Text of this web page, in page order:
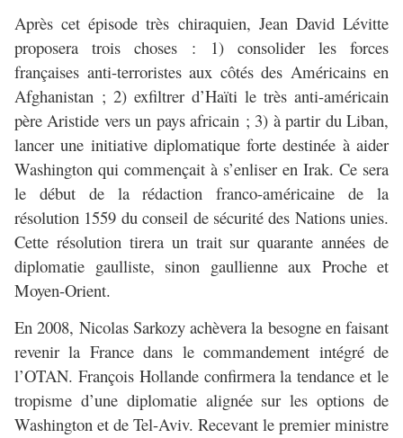
Après cet épisode très chiraquien, Jean David Lévitte
proposera trois choses : 1) consolider les forces
françaises anti-terroristes aux côtés des Américains en
Afghanistan ; 2) exfiltrer d’Haïti le très anti-américain
père Aristide vers un pays africain ; 3) à partir du Liban,
lancer une initiative diplomatique forte destinée à aider
Washington qui commençait à s’enliser en Irak. Ce sera
le début de la rédaction franco-américaine de la
résolution 1559 du conseil de sécurité des Nations unies.
Cette résolution tirera un trait sur quarante années de
diplomatie gaulliste, sinon gaullienne aux Proche et
Moyen-Orient.
En 2008, Nicolas Sarkozy achèvera la besogne en faisant
revenir la France dans le commandement intégré de
l’OTAN. François Hollande confirmera la tendance et le
tropisme d’une diplomatie alignée sur les options de
Washington et de Tel-Aviv. Recevant le premier ministre